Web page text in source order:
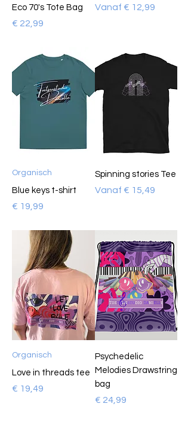
Eco 70's Tote Bag
Prijs
€ 22,99
Vanaf € 12,99
Verkoopprijs
Organisch
Blue keys t-shirt
Prijs
€ 19,99
Spinning stories Tee
Vanaf € 15,49
Verkoopprijs
Organisch
Love in threads tee
Prijs
€ 19,49
Psychedelic
Melodies Drawstring
bag
Prijs
€ 24,99